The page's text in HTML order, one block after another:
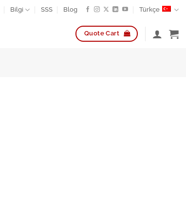
Bilgi SSS Blog Türkçe
Quote Cart